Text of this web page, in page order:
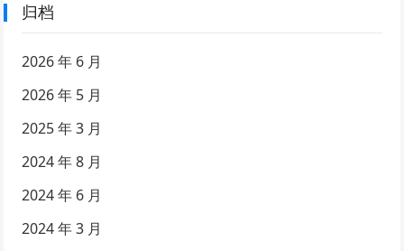
归档
2026 年 6 月
2026 年 5 月
2025 年 3 月
2024 年 8 月
2024 年 6 月
2024 年 3 月